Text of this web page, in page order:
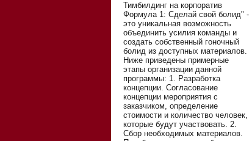
Тимбилдинг на корпоратив
Формула 1: Сделай свой болид" -
это уникальная возможность
объединить усилия команды и
создать собственный гоночный
болид из доступных материалов.
Ниже приведены примерные
этапы организации данной
программы: 1. Разработка
концепции. Согласование
концепции мероприятия с
заказчиком, определение
стоимости и количество человек,
которые будут участвовать. 2.
Сбор необходимых материалов.